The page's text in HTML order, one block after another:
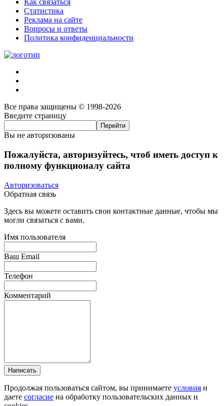
Как связаться
Статистика
Реклама на сайте
Вопросы и ответы
Политика конфиденциальности
Все права защищены © 1998-2026
Введите страницу
Вы не авторизованы
Пожалуйста, авторизуйтесь, чтоб иметь доступ к
полному функционалу сайта
Авторизоваться
Обратная связь
Здесь вы можете оставить свои контактные данные, чтобы мы
могли связаться с вами.
Имя пользователя
Ваш Email
Телефон
Комментарий
Написать
Продолжая пользоваться сайтом, вы принимаете условия и
даете согласие на обработку пользовательских данных и